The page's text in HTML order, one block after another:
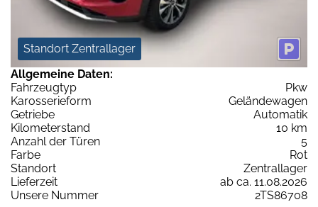
Standort Zentrallager
Allgemeine Daten:
Fahrzeugtyp
Pkw
Karosserieform
Geländewagen
Getriebe
Automatik
Kilometerstand
10 km
Anzahl der Türen
5
Farbe
Rot
Standort
Zentrallager
Lieferzeit
ab ca. 11.08.2026
Unsere Nummer
2TS86708